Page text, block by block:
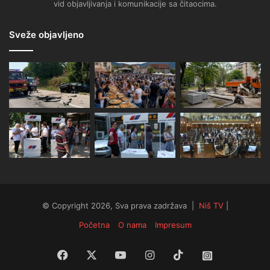
vid objavljivanja i komunikacije sa čitaocima.
Sveže objavljeno
© Copyright 2026, Sva prava zadržava | Niš TV|
Početna
O nama Impresum
Facebook YouTubeInstagram
TikTok